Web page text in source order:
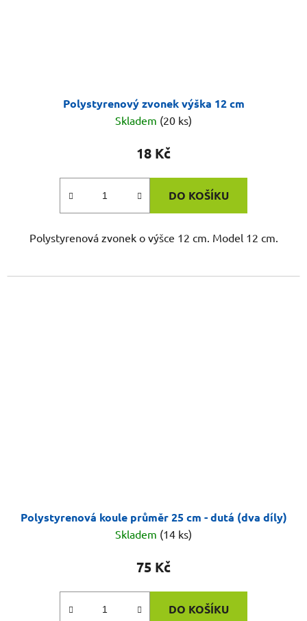
Polystyrenový zvonek výška 12 cm
Skladem (20 ks)
18 Kč
DO KOŠÍKU
Polystyrenová zvonek o výšce 12 cm. Model 12 cm.
Polystyrenová koule průměr 25 cm - dutá (dva díly)
Skladem (14 ks)
75 Kč
DO KOŠÍKU